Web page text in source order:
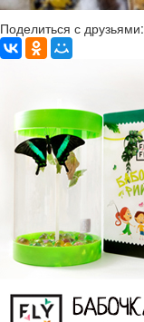
Поделиться с друзьями: